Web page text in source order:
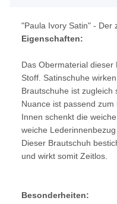
"Paula Ivory Satin" - Der
Eigenschaften:
Das Obermaterial dieser
Stoff. Satinschuhe
Brautschuhe ist zugleich
Nuance ist passend
Innen schenkt die
weiche
Dieser Brautschuh
und wirkt somit Zeitlos.
Besonderheiten: